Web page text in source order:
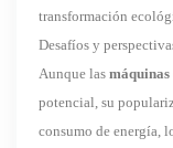
transformación
Desafíos y
Aunque las máquinas
potencial, su
consumo de energía,